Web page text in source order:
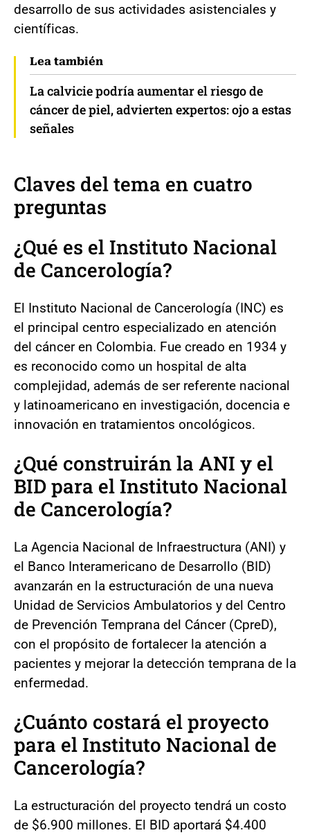
desarrollo de sus actividades asistenciales y
científicas.
Lea también
La calvicie podría aumentar el riesgo de
cáncer de piel, advierten expertos: ojo a estas
señales
Claves del tema en cuatro
preguntas
¿Qué es el Instituto Nacional
de Cancerología?
El Instituto Nacional de Cancerología (INC) es
el principal centro especializado en atención
del cáncer en Colombia. Fue creado en 1934 y
es reconocido como un hospital de alta
complejidad, además de ser referente nacional
y latinoamericano en investigación, docencia e
innovación en tratamientos oncológicos.
¿Qué construirán la ANI y el
BID para el Instituto Nacional
de Cancerología?
La Agencia Nacional de Infraestructura (ANI) y
el Banco Interamericano de Desarrollo (BID)
avanzarán en la estructuración de una nueva
Unidad de Servicios Ambulatorios y del Centro
de Prevención Temprana del Cáncer (CpreD),
con el propósito de fortalecer la atención a
pacientes y mejorar la detección temprana de la
enfermedad.
¿Cuánto costará el proyecto
para el Instituto Nacional de
Cancerología?
La estructuración del proyecto tendrá un costo
de $6.900 millones. El BID aportará $4.400